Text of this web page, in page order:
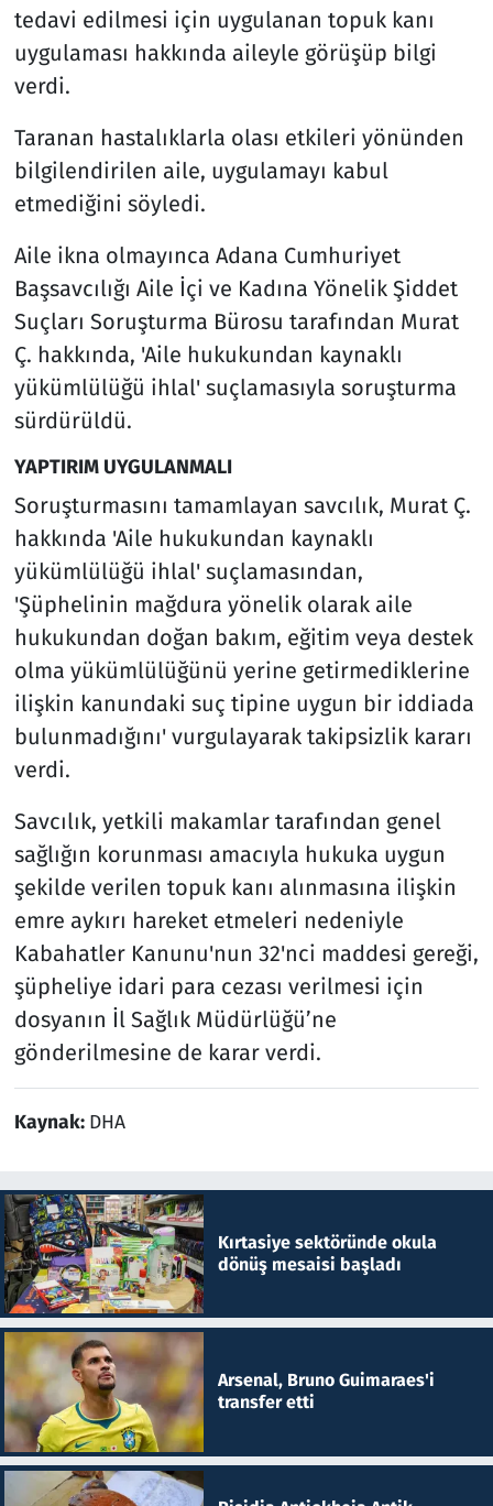
tedavi edilmesi için uygulanan topuk kanı
uygulaması hakkında aileyle görüşüp bilgi
verdi.
Taranan hastalıklarla olası etkileri yönünden
bilgilendirilen aile, uygulamayı kabul
etmediğini söyledi.
Aile ikna olmayınca Adana Cumhuriyet
Başsavcılığı Aile İçi ve Kadına Yönelik Şiddet
Suçları Soruşturma Bürosu tarafından Murat
Ç. hakkında, 'Aile hukukundan kaynaklı
yükümlülüğü ihlal' suçlamasıyla soruşturma
sürdürüldü.
YAPTIRIM UYGULANMALI
Soruşturmasını tamamlayan savcılık, Murat Ç.
hakkında 'Aile hukukundan kaynaklı
yükümlülüğü ihlal' suçlamasından,
'Şüphelinin mağdura yönelik olarak aile
hukukundan doğan bakım, eğitim veya destek
olma yükümlülüğünü yerine getirmediklerine
ilişkin kanundaki suç tipine uygun bir iddiada
bulunmadığını' vurgulayarak takipsizlik kararı
verdi.
Savcılık, yetkili makamlar tarafından genel
sağlığın korunması amacıyla hukuka uygun
şekilde verilen topuk kanı alınmasına ilişkin
emre aykırı hareket etmeleri nedeniyle
Kabahatler Kanunu'nun 32'nci maddesi gereği,
şüpheliye idari para cezası verilmesi için
dosyanın İl Sağlık Müdürlüğü’ne
gönderilmesine de karar verdi.
Kaynak: DHA
Kırtasiye sektöründe okula
dönüş mesaisi başladı
Arsenal, Bruno Guimaraes'i
transfer etti